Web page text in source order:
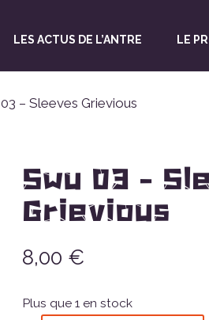
LES ACTUS DE L’ANTRE LE
– Sleeves Grievious
Swu 03 –
Grievious
8,00 €
Plus que 1 en stock